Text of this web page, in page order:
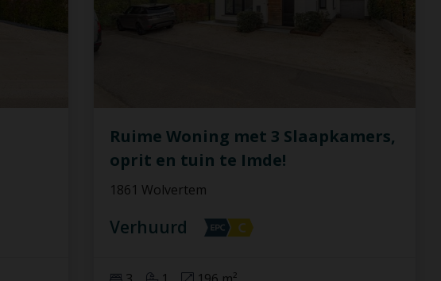
Ruime Woning met 3 Slaapkamers,
oprit en tuin te Imde!
1861 Wolvertem
Verhuurd